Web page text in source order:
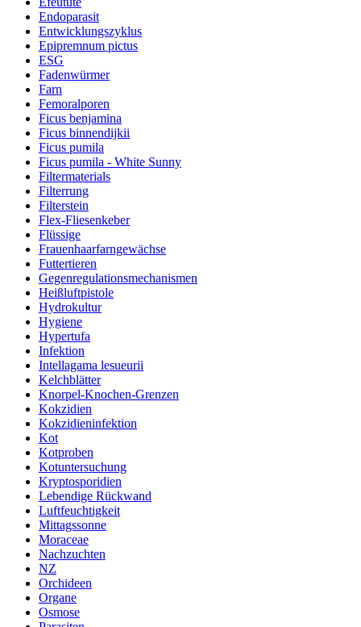
Endoparasit
Entwicklungszyklus
Epipremnum pictus
ESG
Fadenwürmer
Farn
Femoralporen
Ficus benjamina
Ficus binnendijkii
Ficus pumila
Ficus pumila - White Sunny
Filtermaterials
Filterrung
Filterstein
Flex-Fliesenkeber
Flüssige
Frauenhaarfarngewächse
Futtertieren
Gegenregulationsmechanismen
Heißluftpistole
Hydrokultur
Hygiene
Hypertufa
Infektion
Intellagama lesueurii
Kelchblätter
Knorpel-Knochen-Grenzen
Kokzidien
Kokzidieninfektion
Kot
Kotproben
Kotuntersuchung
Kryptosporidien
Lebendige Rückwand
Luftfeuchtigkeit
Mittagssonne
Moraceae
Nachzuchten
NZ
Orchideen
Organe
Osmose